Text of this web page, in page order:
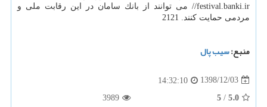
//festival.banki.ir می توانند از بانك سامان در این رقابت ملی و
مردمی حمایت كنند. 2121
منبع:سیب پال
1398/12/03
14:32:10
5.0
/
5
3989